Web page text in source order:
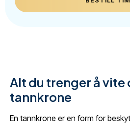
Alt du trenger å vite
tannkrone
En tannkrone er en form for